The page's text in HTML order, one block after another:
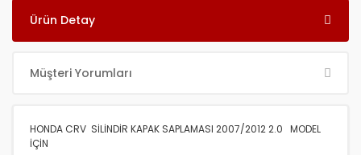
Ürün Detay
Müşteri Yorumları
HONDA CRV SİLİNDİR KAPAK SAPLAMASI 2007/2012 2.0 MODEL
İÇİN